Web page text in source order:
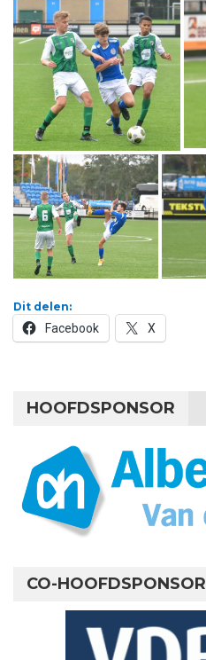
Dit delen:
Facebook X
HOOFDSPONSOR
CO-HOOFDSPONSOR